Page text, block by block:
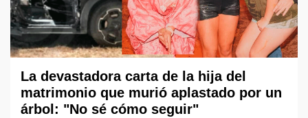
La devastadora carta de la hija del
matrimonio que murió aplastado por un
árbol: "No sé cómo seguir"